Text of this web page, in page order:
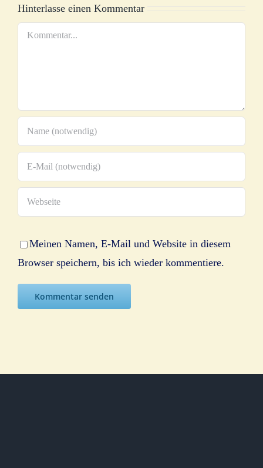
Hinterlasse einen Kommentar
Kommentar
Meinen Namen, E-Mail und Website in diesem
Browser speichern, bis ich wieder kommentiere.